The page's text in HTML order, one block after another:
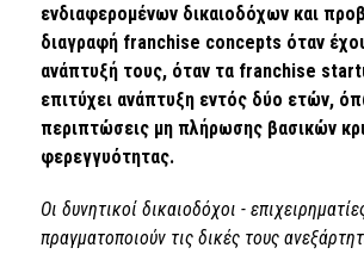
ενδιαφερομένων δικαιοδόχων και
διαγραφή franchise concepts όταν
ανάπτυξή τους, όταν τα franchise
επιτύχει ανάπτυξη εντός δύο ετών,
περιπτώσεις μη πλήρωσης βασικών
φερεγγυότητας.
Οι δυνητικοί δικαιοδόχοι -
πραγματοποιούν τις δικές τους